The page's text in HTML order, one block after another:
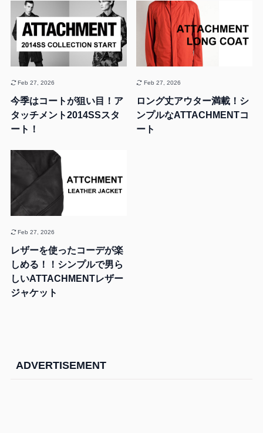
今季はコートが狙い目！ア
タッチメント2014SSスタ
ート！
Feb 27, 2026
ロング丈アウター満載！シ
ンプルなATTACHMENTコ
ート
Feb 27, 2026
レザーを使ったコーデが楽
しめる！！シンプルで男ら
しいATTACHMENTレザー
ジャケット
Feb 27, 2026
ADVERTISEMENT